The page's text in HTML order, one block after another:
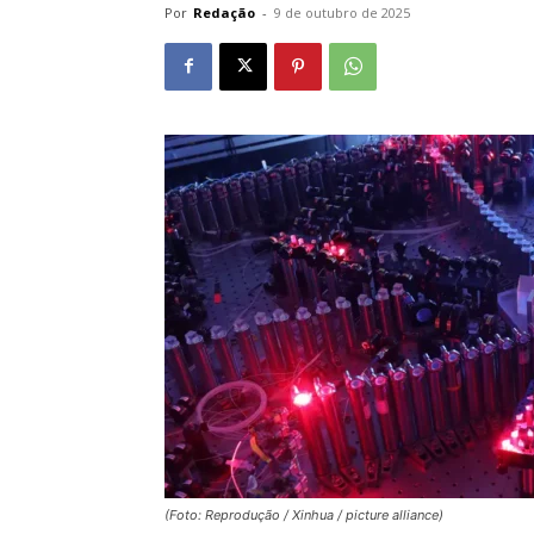
Por Redação - 9 de outubro de 2025
(Foto: Reprodução / Xinhua / picture alliance)